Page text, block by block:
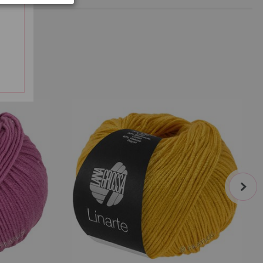
105-lys smaragd | EAN: 4033493333429
112-pistacie | EAN: 4033493357104
113-azurblå | EAN: 4033493357111
114-mintgrå | EAN: 4033493357128
115-antikrosa | EAN: 4033493357135
116-violet | EAN: 4033493357142
117-rapsgul | EAN: 4033493378222
118-forårsgrøn | EAN: 4033493378239
119-fuchsialilla | EAN: 4033493378246
120-violetblå | EAN: 4033493378253
121-turkisblå | EAN: 4033493378260
next